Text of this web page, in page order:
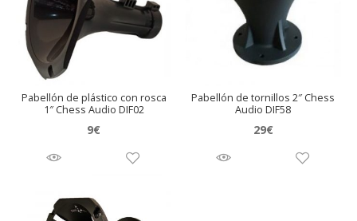
Pabellón de plástico con rosca
1″ Chess Audio DIF02
9€
Pabellón de tornillos 2″ Chess
Audio DIF58
29€